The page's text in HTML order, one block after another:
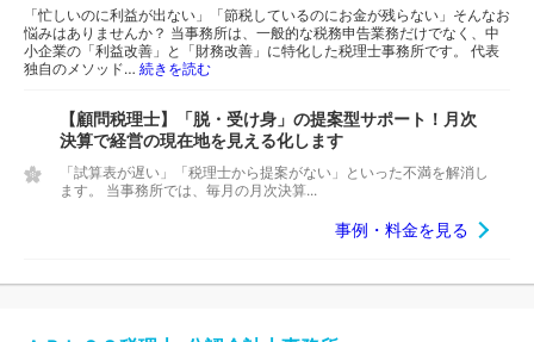
「忙しいのに利益が出ない」「節税しているのにお金が残らない」そんなお
悩みはありませんか？ 当事務所は、一般的な税務申告業務だけでなく、中
小企業の「利益改善」と「財務改善」に特化した税理士事務所です。 代表
独自のメソッド… 続きを読む
【顧問税理士】「脱・受け身」の提案型サポート！月次
決算で経営の現在地を見える化します
「試算表が遅い」「税理士から提案がない」といった不満を解消し
ます。 当事務所では、毎月の月次決算...
事例・料金を見る